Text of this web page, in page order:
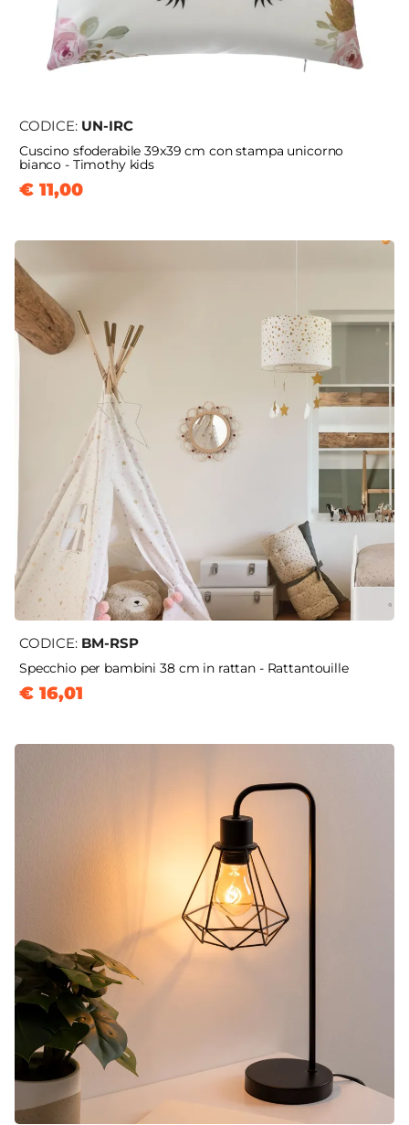
CODICE: UN-IRC
Cuscino sfoderabile 39x39 cm con stampa unicorno
bianco - Timothy kids
€ 11,00
CODICE: BM-RSP
Specchio per bambini 38 cm in rattan - Rattantouille
€ 16,01